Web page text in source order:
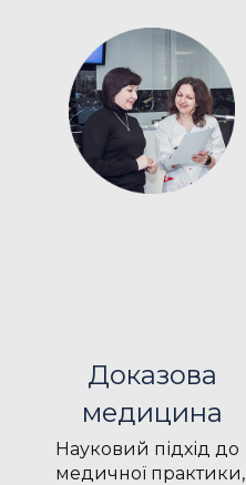
Доказова
медицина
Науковий підхід до
медичної практики,